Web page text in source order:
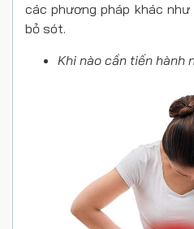
các phương pháp khác như
bỏ sót.
Khi nào cần tiến hành